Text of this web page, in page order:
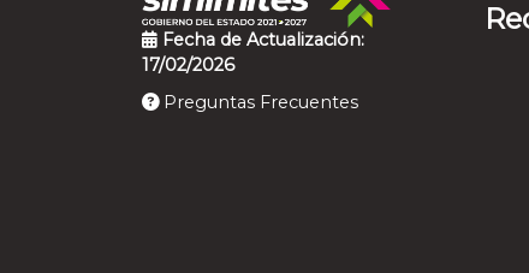
Fecha de Actualización:
17/02/2026
Preguntas Frecuentes